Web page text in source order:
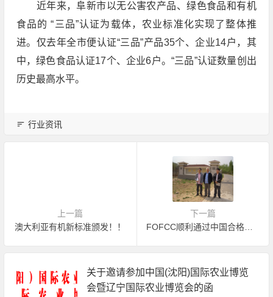
近年来，阜新市以无公害农产品、绿色食品和有机
食品的 “三品”认证为载体，农业标准化实现了整体推
进。仅去年全市便认证“三品”产品35个、企业14户，其
中，绿色食品认证17个、企业6户。“三品”认证数量创出
历史最高水平。
行业资讯
上一篇
澳大利亚有机新标准颁发！！
下一篇
FOFCC顺利通过中国合格评定国家认可委员会（CNAS）2011年度现场见证评审
关于邀请参加中国(沈阳)国际农业博览
会暨辽宁国际农业博览会的函